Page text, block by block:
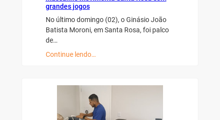
grandes jogos
No último domingo (02), o Ginásio João
Batista Moroni, em Santa Rosa, foi palco
de…
Continue lendo…